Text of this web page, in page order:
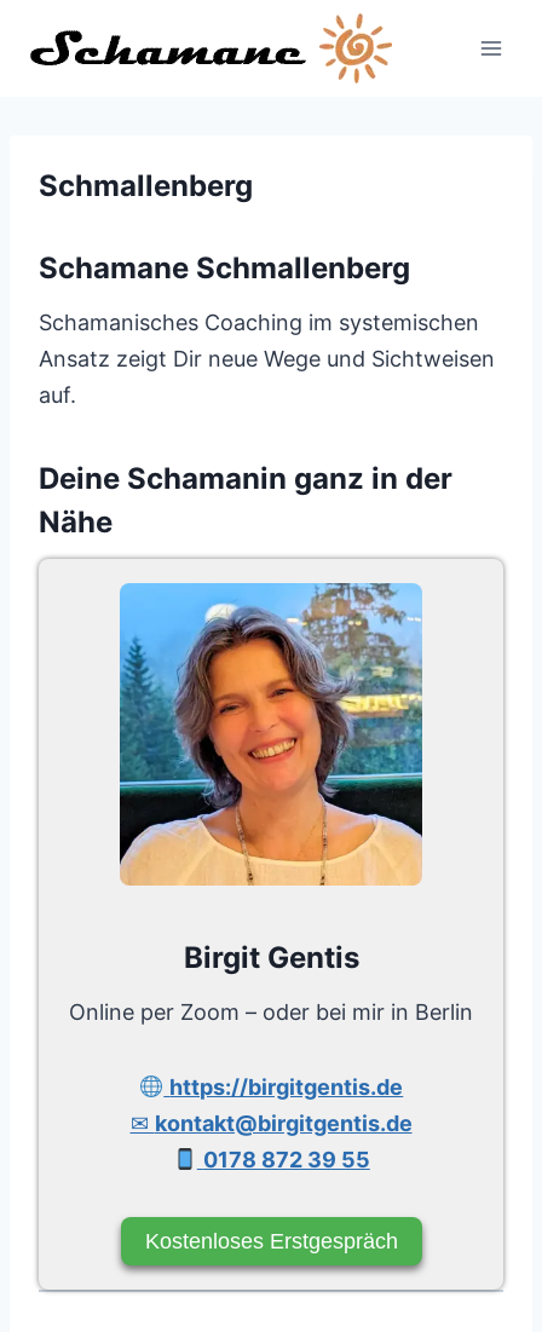
Inhalt
Schmallenberg
Schamane Schmallenberg
Schamanisches Coaching im systemischen
Ansatz zeigt Dir neue Wege und Sichtweisen
auf.
Deine Schamanin ganz in der
Nähe
Birgit Gentis
Online per Zoom – oder bei mir in Berlin
https://birgitgentis.de
✉ kontakt@birgitgentis.de
0178 872 39 55
Kostenloses Erstgespräch